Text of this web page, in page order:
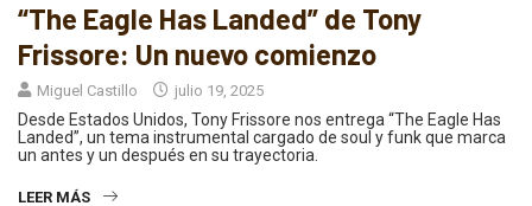
“The Eagle Has Landed” de Tony
Frissore: Un nuevo comienzo
Miguel Castillo julio 19, 2025
Desde Estados Unidos, Tony Frissore nos entrega “The Eagle Has
Landed”, un tema instrumental cargado de soul y funk que marca
un antes y un después en su trayectoria.
LEER MÁS